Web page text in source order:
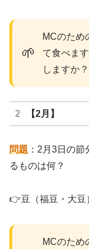
🌱
MCのため
て食べま
しますか？
【2月】
問題 ：2月3日の
るものは何？
👉豆（福豆・大豆
MCのため